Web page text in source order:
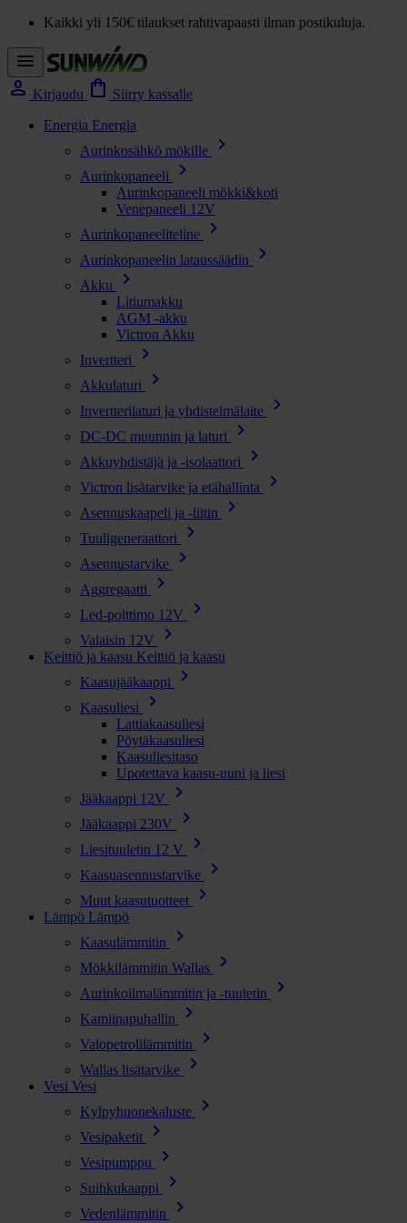
Kaikki yli 150€ tilaukset rahtivapaasti ilman postikuluja.
menu
person Kirjaudu shopping_bag Siirry kassalle
Energia Energia
Aurinkosähkö mökille
chevron_right
Aurinkopaneeli chevron_right
Aurinkopaneeli mökki&koti
Venepaneeli 12V
Aurinkopaneeliteline
chevron_right
Aurinkopaneelin lataussäädin chevron_right
Akku chevron_right
Litiumakku
AGM -akku
Victron Akku
Invertteri
chevron_right
Akkulaturi chevron_right
Invertterilaturi ja yhdistelmälaite chevron_right
DC-DC muunnin ja laturi chevron_right
Akkuyhdistäjä ja -isolaattori chevron_right
Victron lisätarvike ja etähallinta chevron_right
Asennuskaapeli ja -liitin chevron_right
Tuuligeneraattori chevron_right
Asennustarvike chevron_right
Aggregaatti chevron_right
Led-polttimo 12V chevron_right
Valaisin 12V chevron_right
Keittiö ja kaasu Keittiö ja kaasu
Kaasujääkaappi
chevron_right
Kaasuliesi chevron_right
Lattiakaasuliesi
Pöytäkaasuliesi
Kaasuliesitaso
Upotettava kaasu-uuni ja liesi
Jääkaappi 12V
chevron_right
Jääkaappi 230V chevron_right
Liesituuletin 12 V chevron_right
Kaasuasennustarvike chevron_right
Muut kaasutuotteet chevron_right
Lämpö Lämpö
Kaasulämmitin
chevron_right
Mökkilämmitin Wallas chevron_right
Aurinkoilmalämmitin ja -tuuletin chevron_right
Kamiinapuhallin chevron_right
Valopetrolilämmitin chevron_right
Wallas lisätarvike chevron_right
Vesi Vesi
Kylpyhuonekaluste
chevron_right
Vesipaketit chevron_right
Vesipumppu chevron_right
Suihkukaappi chevron_right
Vedenlämmitin chevron_right